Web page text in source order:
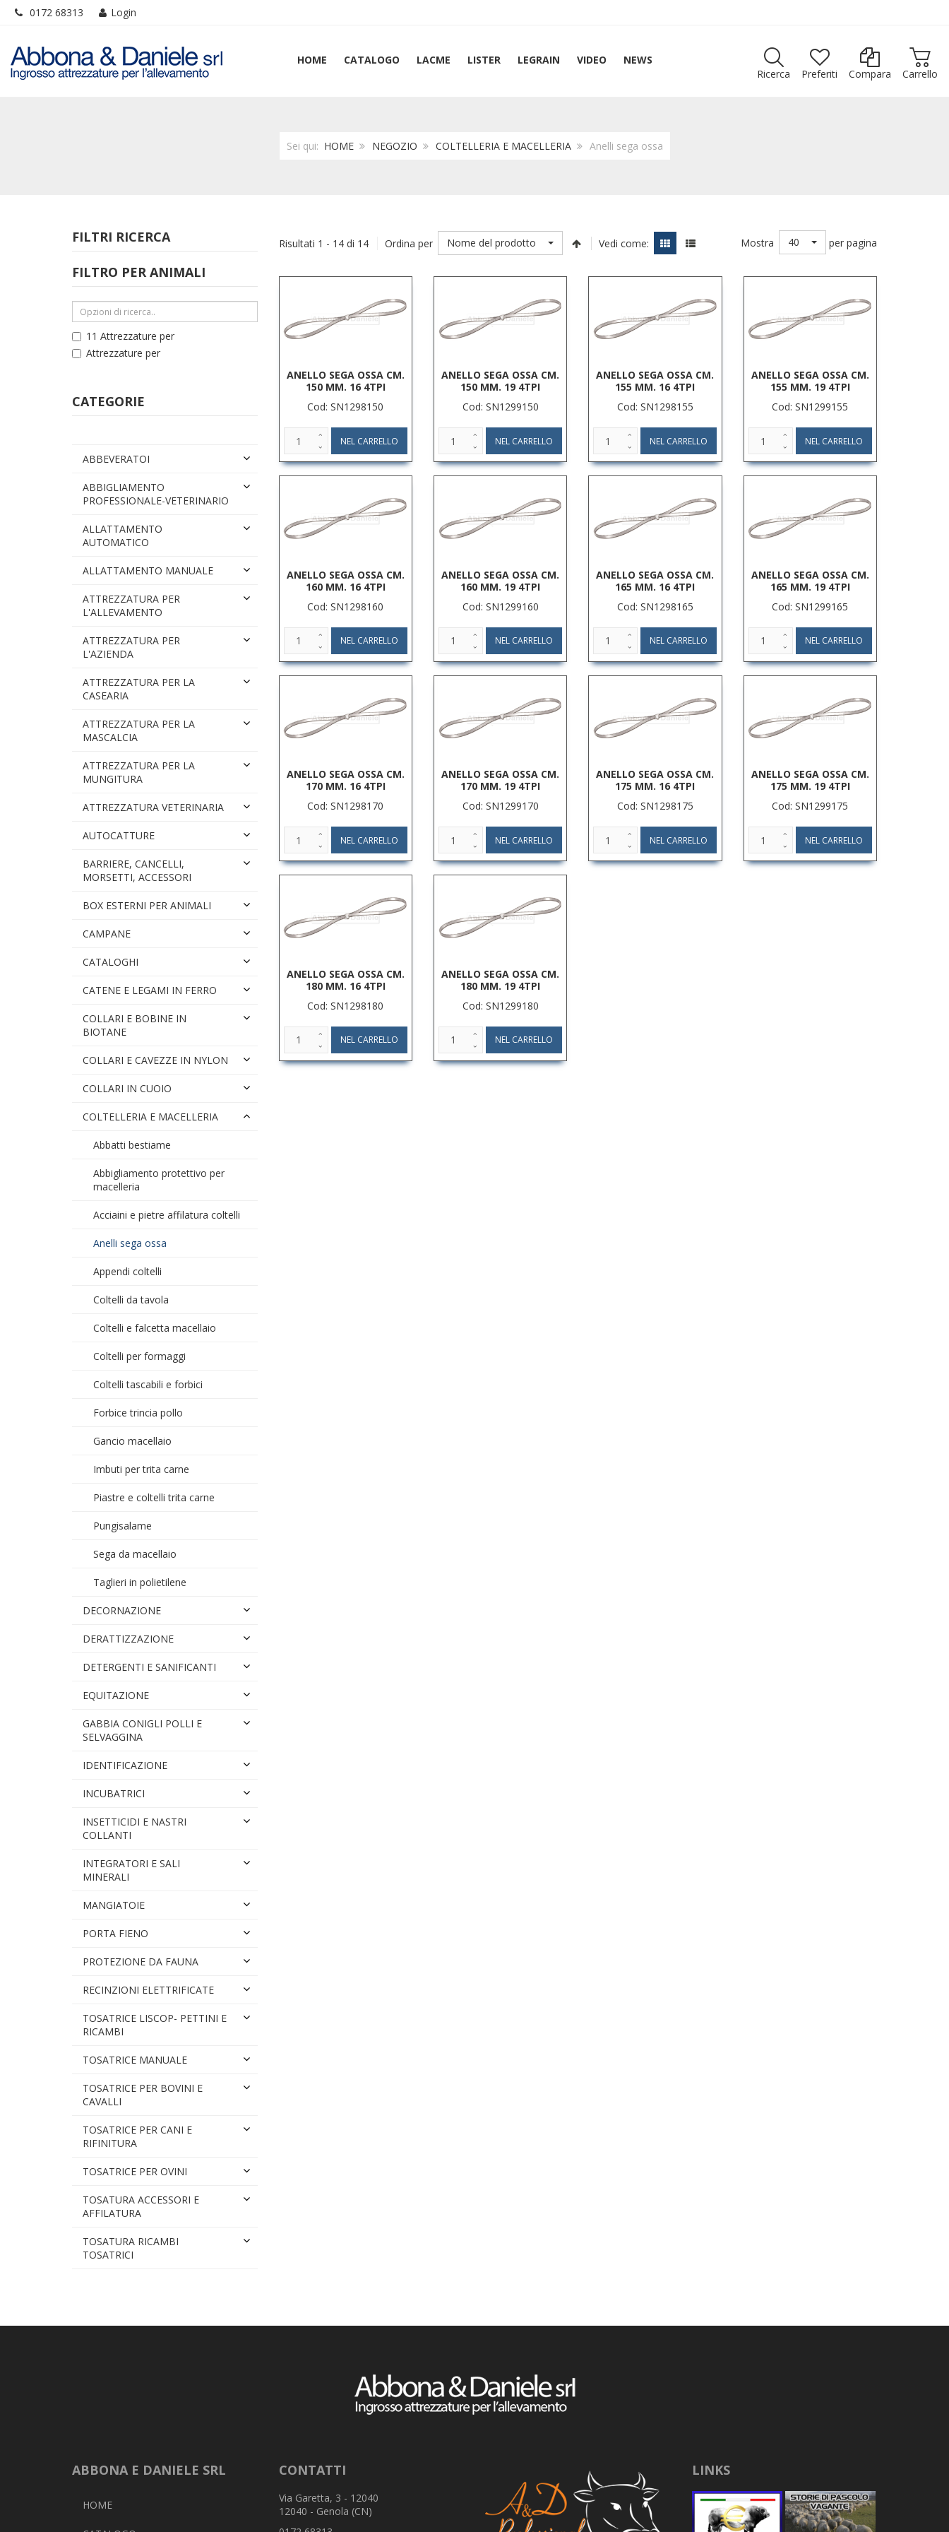
0172 68313 Login
HOME CATALOGO LACME LISTER LEGRAIN VIDEO
NEWS
Ricerca
Preferiti Compara Carrello
Sei qui: HOME NEGOZIO COLTELLERIA E MACELLERIA Anelli sega ossa
FILTRI RICERCA
FILTRO PER ANIMALI
11 Attrezzature per
Attrezzature per
CATEGORIE
ABBEVERATOI
ABBIGLIAMENTO
PROFESSIONALE-VETERINARIO
ALLATTAMENTO
AUTOMATICO
ALLATTAMENTO MANUALE
ATTREZZATURA PER
L'ALLEVAMENTO
ATTREZZATURA PER
L'AZIENDA
ATTREZZATURA PER LA
CASEARIA
ATTREZZATURA PER LA
MASCALCIA
ATTREZZATURA PER LA
MUNGITURA
ATTREZZATURA VETERINARIA
AUTOCATTURE
BARRIERE, CANCELLI,
MORSETTI, ACCESSORI
BOX ESTERNI PER ANIMALI
CAMPANE
CATALOGHI
CATENE E LEGAMI IN FERRO
COLLARI E BOBINE IN
BIOTANE
COLLARI E CAVEZZE IN NYLON
COLLARI IN CUOIO
COLTELLERIA E MACELLERIA
Abbatti bestiame
Abbigliamento protettivo per
macelleria
Acciaini e pietre affilatura coltelli
Anelli sega ossa
Appendi coltelli
Coltelli da tavola
Coltelli e falcetta macellaio
Coltelli per formaggi
Coltelli tascabili e forbici
Forbice trincia pollo
Gancio macellaio
Imbuti per trita carne
Piastre e coltelli trita carne
Pungisalame
Sega da macellaio
Taglieri in polietilene
DECORNAZIONE
DERATTIZZAZIONE
DETERGENTI E SANIFICANTI
EQUITAZIONE
GABBIA CONIGLI POLLI E
SELVAGGINA
IDENTIFICAZIONE
INCUBATRICI
INSETTICIDI E NASTRI
COLLANTI
INTEGRATORI E SALI
MINERALI
MANGIATOIE
PORTA FIENO
PROTEZIONE DA FAUNA
RECINZIONI ELETTRIFICATE
TOSATRICE LISCOP- PETTINI E
RICAMBI
TOSATRICE MANUALE
TOSATRICE PER BOVINI E
CAVALLI
TOSATRICE PER CANI E
RIFINITURA
TOSATRICE PER OVINI
TOSATURA ACCESSORI E
AFFILATURA
TOSATURA RICAMBI
TOSATRICI
Risultati 1 - 14 di 14 Ordina per Nome del prodotto Vedi come: Mostra 40 per pagina
ANELLO SEGA OSSA CM.
150 MM. 16 4TPI
Cod: SN1298150
ANELLO SEGA OSSA CM.
150 MM. 19 4TPI
Cod: SN1299150
ANELLO SEGA OSSA CM.
155 MM. 16 4TPI
Cod: SN1298155
ANELLO SEGA OSSA CM.
155 MM. 19 4TPI
Cod: SN1299155
ANELLO SEGA OSSA CM.
160 MM. 16 4TPI
Cod: SN1298160
ANELLO SEGA OSSA CM.
160 MM. 19 4TPI
Cod: SN1299160
ANELLO SEGA OSSA CM.
165 MM. 16 4TPI
Cod: SN1298165
ANELLO SEGA OSSA CM.
165 MM. 19 4TPI
Cod: SN1299165
ANELLO SEGA OSSA CM.
170 MM. 16 4TPI
Cod: SN1298170
ANELLO SEGA OSSA CM.
170 MM. 19 4TPI
Cod: SN1299170
ANELLO SEGA OSSA CM.
175 MM. 16 4TPI
Cod: SN1298175
ANELLO SEGA OSSA CM.
175 MM. 19 4TPI
Cod: SN1299175
ANELLO SEGA OSSA CM.
180 MM. 16 4TPI
Cod: SN1298180
ANELLO SEGA OSSA CM.
180 MM. 19 4TPI
Cod: SN1299180
ABBONA E DANIELE SRL
HOME
CONTATTI
Via Garetta, 3 - 12040
12040 - Genola (CN)
LINKS